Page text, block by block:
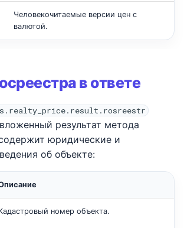
Человекочитаемые версии цен с
валютой.
в ответе
результат метода
юридические и
об объекте:
номер объекта.